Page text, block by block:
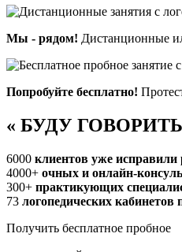
Мы - рядом! Дистанционные
Попробуйте бесплатно!
« БУДУ ГОВОРИТЬ
6000 клиентов уже
4000+ очных и онлайн-
300+ практикующих
73 логопедических кабинетов
Получить бесплатное пробное